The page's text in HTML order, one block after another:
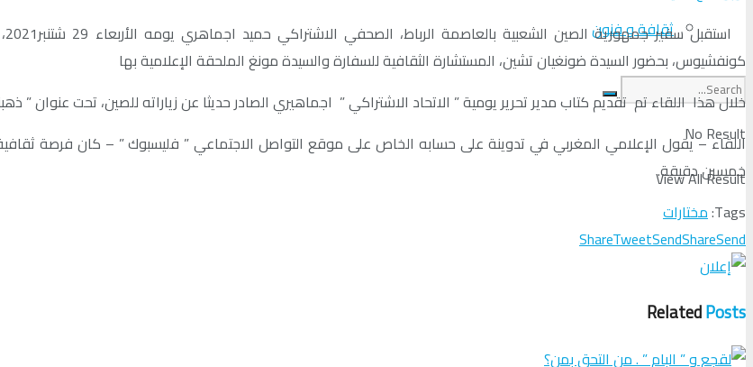
ثقافة و فنون
No Result
View All Result
كونفشيوس، بحضور السيدة ضونغيان تشين، المستشارة الثقافية للسفارة والسيدة مونغ الملحقة الإعلامية بها
خلال هذا اللقاء تم تقديم كتاب مدير تحرير يومية ” الاتحاد الاشتراكي ” اجماهيري الصادر حديثا عن زياراته للصين، تحت عنوان ”
اللقاء – يقول الإعلامي المغربي في تدوينة على حسابه الخاص على موقع التواصل الاجتماعي ” فليسبوك ” – كان فرصة ثقافية
خمسين دقيقة.
Tags: مختارات
ShareTweetSendShareSend
RelatedPosts